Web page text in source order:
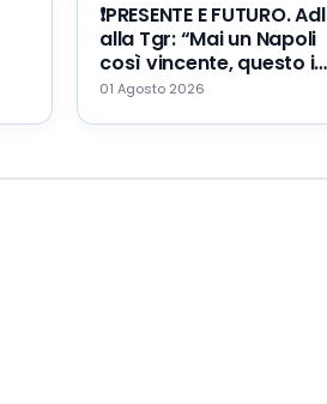
❗️PRESENTE E FUTURO. Adl
alla Tgr: “Mai un Napoli
così vincente, questo il
mio errore ed il mio
01 Agosto 2026